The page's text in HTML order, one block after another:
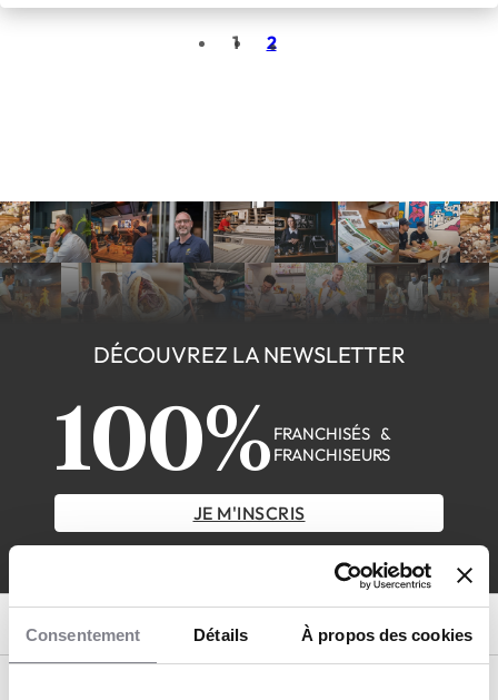
Consentement Détails À propos des cookies
1 2
DÉCOUVREZ LA NEWSLETTER
100% FRANCHISÉS &
FRANCHISEURS
JE M'INSCRIS